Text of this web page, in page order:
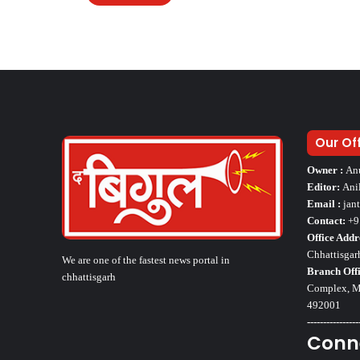
We are one of the fastest news portal in
chhattisgarh
Our
Owner :
Editor:
Email :
Contact:
Office
Branch
Complex,
492001